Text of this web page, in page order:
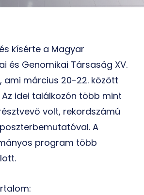
kísérte a Magyar
és Genomikai Társaság XV.
ami március 20-22. között
idei találkozón több mint
volt, rekordszámú
A
program több